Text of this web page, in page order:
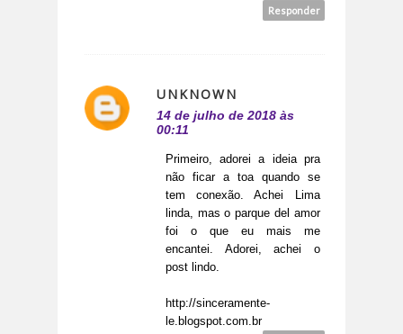
Responder
UNKNOWN
14 de julho de 2018 às
00:11
Primeiro, adorei a ideia pra
não ficar a toa quando se
tem conexão. Achei Lima
linda, mas o parque del amor
foi o que eu mais me
encantei. Adorei, achei o
post lindo.
http://sinceramente-
le.blogspot.com.br